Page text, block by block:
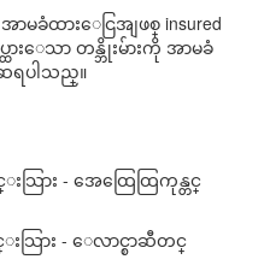
ခံထားေငြအျဖစ္ insured
းေသာ တန္ဘိုးမ်ားကို အာမခံ
ဆရပါသည္။
ြား - အေထြေထြကုန္တင္
- ေလာင္စာဆီတင္